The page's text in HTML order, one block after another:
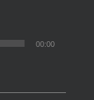
00:00